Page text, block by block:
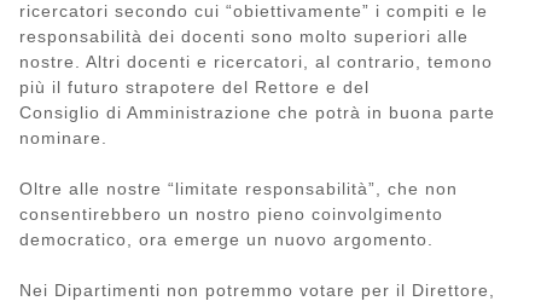
ricercatori secondo cui “obiettivamente” i compiti e le
responsabilità dei docenti sono molto superiori alle
nostre. Altri docenti e ricercatori, al contrario, temono
più il futuro strapotere del Rettore e del
Consiglio di Amministrazione che potrà in buona parte
nominare.
Oltre alle nostre “limitate responsabilità”, che non
consentirebbero un nostro pieno coinvolgimento
democratico, ora emerge un nuovo argomento.
Nei Dipartimenti non potremmo votare per il Direttore,